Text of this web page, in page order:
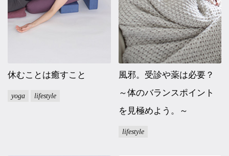
休むことは癒すこと
yoga lifestyle
風邪。受診や薬は必要？
～体のバランスポイント
を見極めよう。～
lifestyle